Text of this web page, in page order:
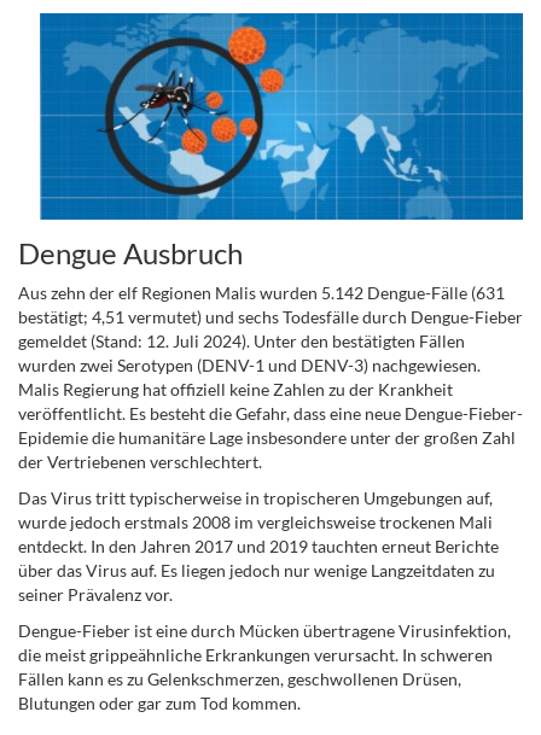
Dengue Ausbruch
Aus zehn der elf Regionen Malis wurden 5.142 Dengue-Fälle (631
bestätigt; 4,51 vermutet) und sechs Todesfälle durch Dengue-Fieber
gemeldet (Stand: 12. Juli 2024). Unter den bestätigten Fällen
wurden zwei Serotypen (DENV-1 und DENV-3) nachgewiesen.
Malis Regierung hat offiziell keine Zahlen zu der Krankheit
veröffentlicht. Es besteht die Gefahr, dass eine neue Dengue-Fieber-
Epidemie die humanitäre Lage insbesondere unter der großen Zahl
der Vertriebenen verschlechtert.
Das Virus tritt typischerweise in tropischeren Umgebungen auf,
wurde jedoch erstmals 2008 im vergleichsweise trockenen Mali
entdeckt. In den Jahren 2017 und 2019 tauchten erneut Berichte
über das Virus auf. Es liegen jedoch nur wenige Langzeitdaten zu
seiner Prävalenz vor.
Dengue-Fieber ist eine durch Mücken übertragene Virusinfektion,
die meist grippeähnliche Erkrankungen verursacht. In schweren
Fällen kann es zu Gelenkschmerzen, geschwollenen Drüsen,
Blutungen oder gar zum Tod kommen.